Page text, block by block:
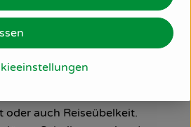
von Rheuma,
Erkältungen verordnet.
des Ingwers ist die
Er kann gegen alle Formen von
oder auch Reiseübelkeit.